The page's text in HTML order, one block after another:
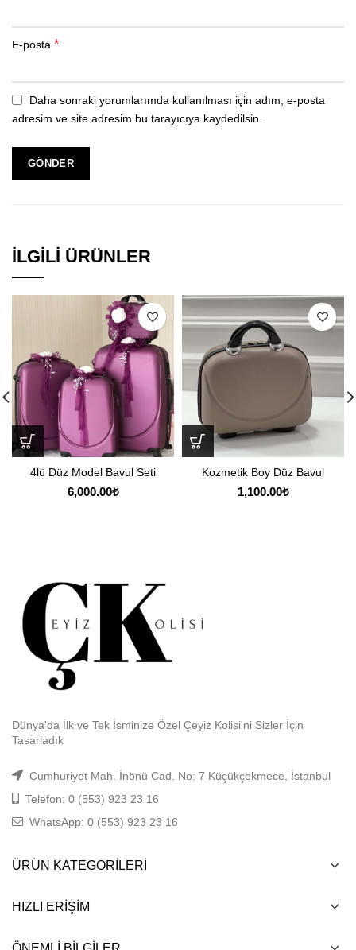
E-posta *
Daha sonraki yorumlarımda kullanılması için adım, e-posta
adresim ve site adresim bu tarayıcıya kaydedilsin.
İLGILI ÜRÜNLER
4lü Düz Model Bavul Seti
6,000.00₺
Kozmetik Boy Düz Bavul
1,100.00₺
Dünya'da İlk ve Tek İsminize Özel Çeyiz Kolisi'ni Sizler İçin
Tasarladık
Cumhuriyet Mah. İnönü Cad. No: 7 Küçükçekmece, İstanbul
Telefon: 0 (553) 923 23 16
WhatsApp: 0 (553) 923 23 16
ÜRÜN KATEGORILERI
HIZLI ERIŞIM